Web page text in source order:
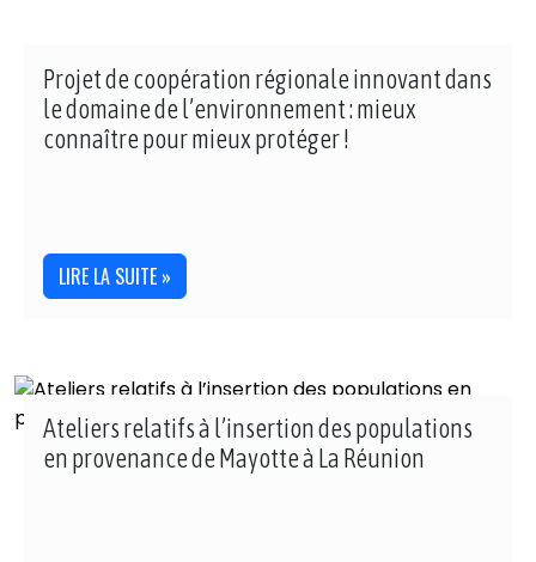
Projet de coopération régionale innovant dans
le domaine de l’environnement : mieux
connaître pour mieux protéger !
LIRE LA SUITE »
Ateliers relatifs à l’insertion des populations
en provenance de Mayotte à La Réunion